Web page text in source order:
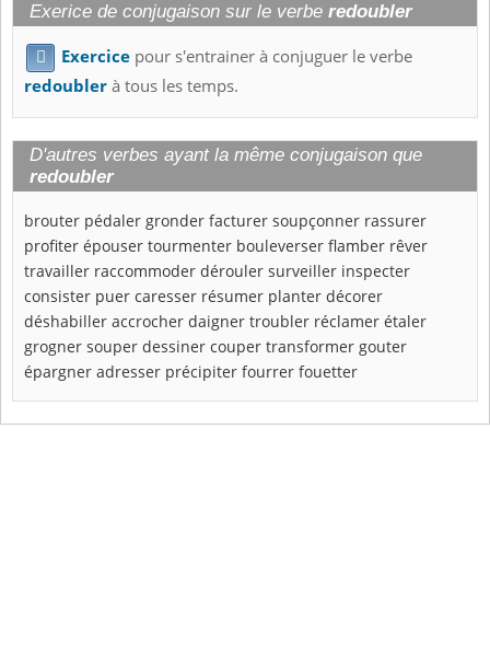
Exerice de conjugaison sur le verbe redoubler
 Exercice pour s'entrainer à conjuguer le verbe
redoublerà tous les temps.
D'autres verbes ayant la même conjugaison que
redoubler
brouter pédaler gronder facturer soupçonner rassurer
profiter épouser tourmenter bouleverser flamber rêver
travailler raccommoder dérouler surveiller inspecter
consister puer caresser résumer planter décorer
déshabiller accrocher daigner troubler réclamer étaler
grogner souper dessiner couper transformer gouter
épargner adresser précipiter fourrer fouetter